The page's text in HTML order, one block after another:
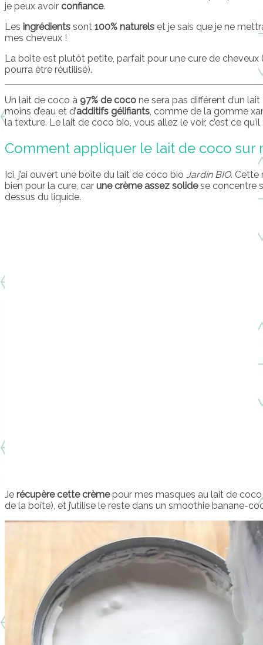
je peux avoir confiance.
Les ingrédients sont 100% naturels et je sais que je ne
mes cheveux !
La boite est plutôt petite, parfait pour une cure de cheveux
pourra être réutilisé).
Un lait de coco à 97% de coco ne sera pas différent d’un
moins d’eau et d’additifs gélifiants, comme de la gomme
la texture. Le lait de coco bio, vous allez le voir, c’est ce
Comment appliquer le lait de coco sur
Ici, j’ai ouvert une boîte du lait de coco bio Jardin BIO. Cette
bien pour la cure, car une crème assez solidese concentre
dessus du liquide.
Je récupère cette crèmepour mes masques au lait de coco
de la boîte), et j’utilise le reste dans un smoothie banane-